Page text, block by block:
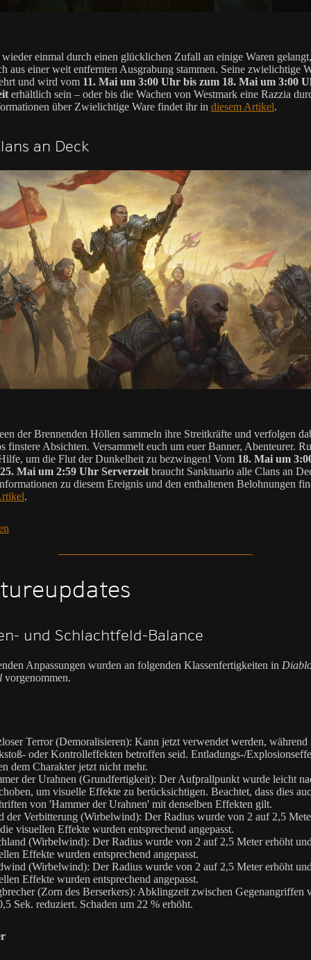
einmal durch einen glücklichen Zufall an einige Waren
aus einer weit entfernten Ausgrabung stammen. Seine zwielichtige
und wird vom 11. Mai um 3:00 Uhr bis zum 18. Mai um 3:00
erhältlich sein – oder bis die Wachen von Westmark eine Razzia
über Zwielichtige Ware findet ihr in diesem Artikel.
an Deck
der Brennenden Höllen sammeln ihre Streitkräfte und verfolgen
finstere Absichten. Versammelt euch um euer Banner, Abenteurer.
um die Flut der Dunkelheit zu bezwingen! Vom 18. Mai um
Mai um 2:59 Uhr Serverzeit braucht Sanktuario alle Clans an
zu diesem Ereignis und den enthaltenen Belohnungen
.
und Schlachtfeld-Balance
Anpassungen wurden an folgenden Klassenfertigkeiten in
vorgenommen.
Terror (Demoralisieren): Kann jetzt verwendet werden,
oder Kontrolleffekten betroffen seid. Entladungs-/
dem Charakter jetzt nicht mehr.
der Urahnen (Grundfertigkeit): Der Aufprallpunkt wurde leicht
um visuelle Effekte zu berücksichtigen. Beachtet, dass dies
von 'Hammer der Urahnen' mit denselben Effekten gilt.
der Verbitterung (Wirbelwind): Der Radius wurde von 2 auf 2,5
visuellen Effekte wurden entsprechend angepasst.
(Wirbelwind): Der Radius wurde von 2 auf 2,5 Meter erhöht
Effekte wurden entsprechend angepasst.
(Wirbelwind): Der Radius wurde von 2 auf 2,5 Meter erhöht
Effekte wurden entsprechend angepasst.
(Zorn des Berserkers): Abklingzeit zwischen Gegenangriffen
Sek. reduziert. Schaden um 22 % erhöht.